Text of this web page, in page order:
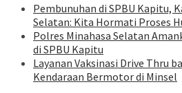
Pembunuhan di SPBU Kapitu,
Selatan: Kita Hormati Proses
Polres Minahasa Selatan
di SPBU Kapitu
Layanan Vaksinasi Drive Thru
Kendaraan Bermotor di Minsel